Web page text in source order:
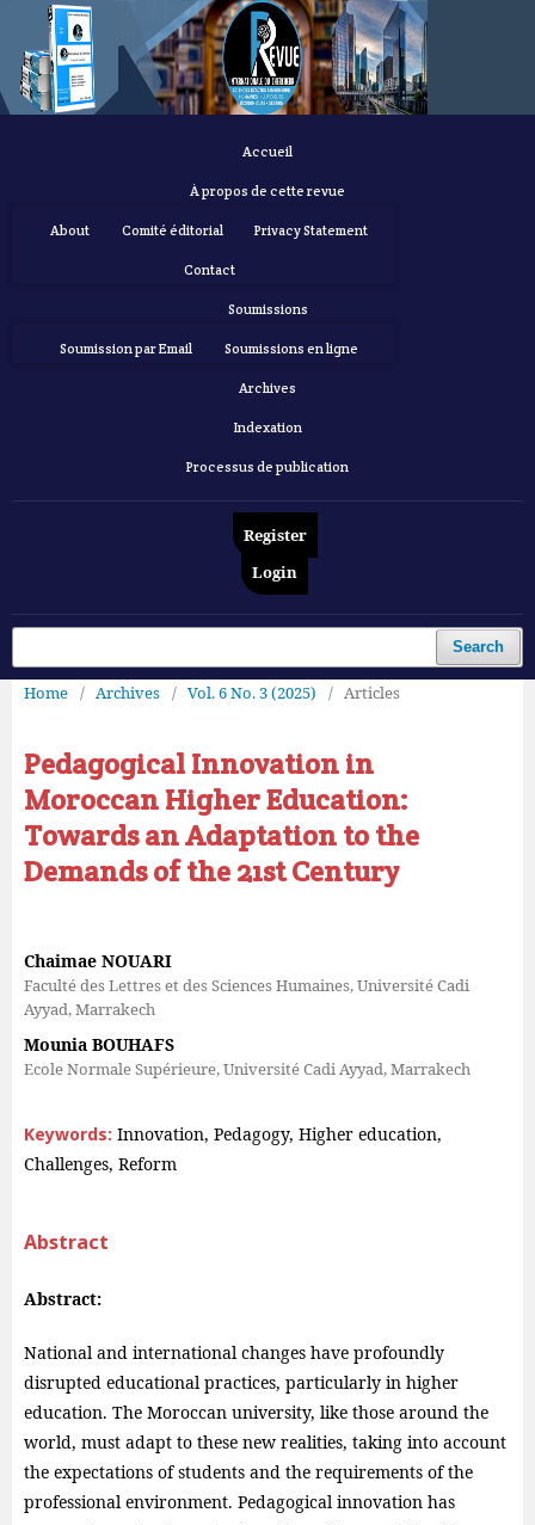
Accueil
À propos de cette revue
About Comité éditorial Privacy Statement
Contact
Soumissions
Soumission par Email Soumissions en ligne
Archives
Indexation
Processus de publication
Register
Login
Search
Home / Archives / Vol. 6 No. 3 (2025) / Articles
Pedagogical Innovation in
Moroccan Higher Education:
Towards an Adaptation to the
Demands of the 21st Century
Chaimae NOUARI
Faculté des Lettres et des Sciences Humaines, Université Cadi
Ayyad, Marrakech
Mounia BOUHAFS
Ecole Normale Supérieure, Université Cadi Ayyad, Marrakech
Keywords: Innovation, Pedagogy, Higher education,
Challenges, Reform
Abstract
Abstract:
National and international changes have profoundly
disrupted educational practices, particularly in higher
education. The Moroccan university, like those around the
world, must adapt to these new realities, taking into account
the expectations of students and the requirements of the
professional environment. Pedagogical innovation has